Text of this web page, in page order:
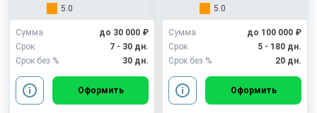
5.0
Сумма
до 30 000 ₽
Срок
7 - 30 дн.
Срок без %
30 дн.
Оформить
5.0
Сумма
до 100 000 ₽
Срок
5 - 180 дн.
Срок без %
20 дн.
Оформить